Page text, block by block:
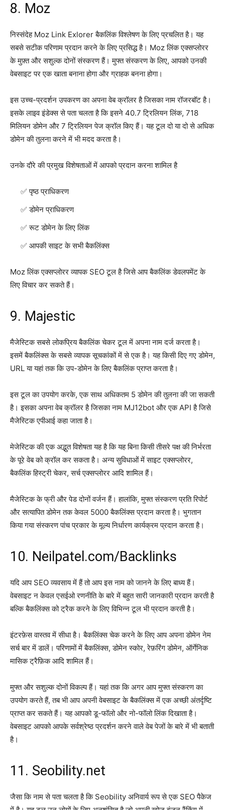
8. Moz
निस्संदेह Moz Link Exlorer बैकलिंक विश्लेषण के लिए प्रचलित है। यह
सबसे सटीक परिणाम प्रदान करने के लिए प्रसिद्ध है। Moz लिंक एक्सप्लोरर
के मुफ़्त और सशुल्क दोनों संस्करण हैं। मुफ्त संस्करण के लिए, आपको उनकी
वेबसाइट पर एक खाता बनाना होगा और ग्राहक बनना होगा।
इस उच्च-प्रदर्शन उपकरण का अपना वेब क्रॉलर है जिसका नाम रॉजरबॉट है।
इसके लाइव इंडेक्स से पता चलता है कि इसने 40.7 ट्रिलियन लिंक, 718
मिलियन डोमेन और 7 ट्रिलियन पेज क्रॉल किए हैं। यह टूल दो या दो से अधिक
डोमेन की तुलना करने में भी मदद करता है।
उनके दौरे की प्रमुख विशेषताओं में आपको प्रदान करना शामिल है
पृष्ठ प्राधिकरण
डोमेन प्राधिकरण
रूट डोमेन के लिए लिंक
आपकी साइट के सभी बैकलिंक्स
Moz लिंक एक्सप्लोरर व्यापक SEO टूल है जिसे आप बैकलिंक डेवलपमेंट के
लिए विचार कर सकते हैं।
9. Majestic
मैजेस्टिक सबसे लोकप्रिय बैकलिंक चेकर टूल में अपना नाम दर्ज करता है।
इसमें बैकलिंक्स के सबसे व्यापक सूचकांकों में से एक है। यह किसी दिए गए डोमेन,
URL या यहां तक ​​कि उप-डोमेन के लिए बैकलिंक प्राप्त करता है।
इस टूल का उपयोग करके, एक साथ अधिकतम 5 डोमेन की तुलना की जा सकती
है। इसका अपना वेब क्रॉलर है जिसका नाम MJ12bot और एक API है जिसे
मैजेस्टिक एपीआई कहा जाता है।
मेजेस्टिक की एक अद्भुत विशेषता यह है कि यह बिना किसी तीसरे पक्ष की निर्भरता
के पूरे वेब को क्रॉल कर सकता है। अन्य सुविधाओं में साइट एक्सप्लोरर,
बैकलिंक हिस्ट्री चेकर, सर्च एक्सप्लोरर आदि शामिल हैं।
मैजेस्टिक के फ्री और पेड दोनों वर्जन हैं। हालांकि, मुफ्त संस्करण प्रति रिपोर्ट
और सत्यापित डोमेन तक केवल 5000 बैकलिंक्स प्रदान करता है। भुगतान
किया गया संस्करण पांच प्रकार के मूल्य निर्धारण कार्यक्रम प्रदान करता है।
10. Neilpatel.com/Backlinks
यदि आप SEO व्यवसाय में हैं तो आप इस नाम को जानने के लिए बाध्य हैं।
वेबसाइट न केवल एसईओ रणनीति के बारे में बहुत सारी जानकारी प्रदान करती है
बल्कि बैकलिंक्स को ट्रैक करने के लिए विभिन्न टूल भी प्रदान करती है।
इंटरफ़ेस वास्तव में सीधा है। बैकलिंक्स चेक करने के लिए आप अपना डोमेन नेम
सर्च बार में डालें। परिणामों में बैकलिंक्स, डोमेन स्कोर, रेफ़रिंग डोमेन, ऑर्गेनिक
मासिक ट्रैफ़िक आदि शामिल हैं।
मुफ्त और सशुल्क दोनों विकल्प हैं। यहां तक ​​​​कि अगर आप मुफ्त संस्करण का
उपयोग करते हैं, तब भी आप अपनी वेबसाइट के बैकलिंक्स में एक अच्छी अंतर्दृष्टि
प्राप्त कर सकते हैं। यह आपको डू-फॉलो और नो-फॉलो लिंक दिखाता है।
वेबसाइट आपको आपके सर्वश्रेष्ठ प्रदर्शन करने वाले वेब पेजों के बारे में भी बताती
है।
11. Seobility.net
जैसा कि नाम से पता चलता है कि Seobility अनिवार्य रूप से एक SEO पैकेज